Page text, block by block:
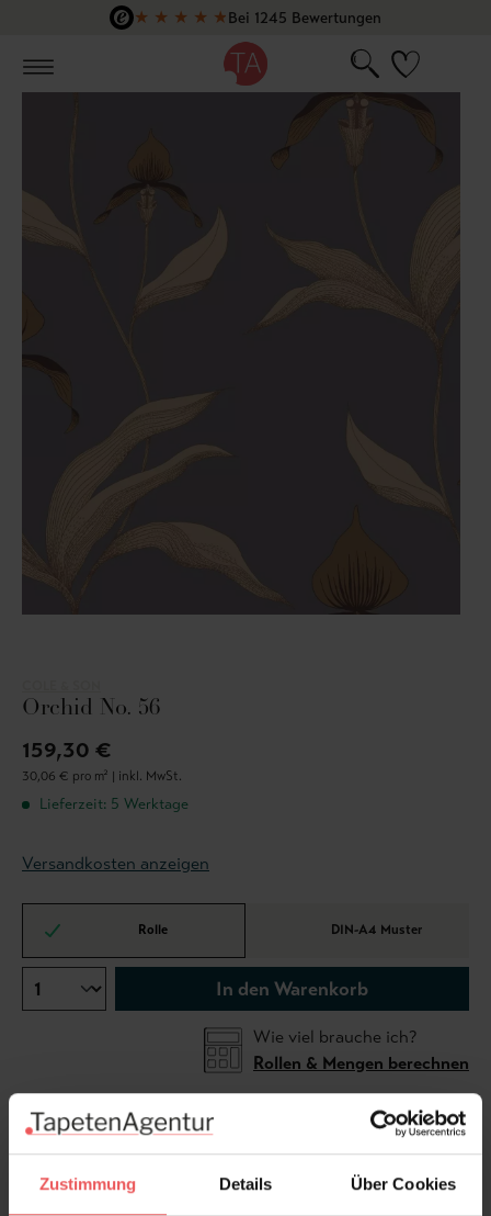
Zustimmung Details Über Cookies
Zum Hauptinhalt springen
★ ★ ★ ★ ★Bei 1245 Bewertungen
Orchid No. 56
159,30 €
30,06 € pro m² | inkl. MwSt.
Lieferzeit: 5 Werktage
Versandkosten anzeigen
Rolle DIN-A4 Muster
In den Warenkorb
Wie viel brauche ich?
Rollen & Mengen berechnen
Die Tapete "Orchid" präsentiert ein beeindruckendes
Orchideenmuster. Orchideen erstrecken sich
großflächig auf der Tapete. Die auffälligen Blüten